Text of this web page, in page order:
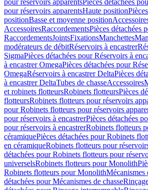
pour réservoirs apparentsPièces détachées
pour réservoirs apparentsHaute position
positionBasse et moyenne position
AccessoiresRaccordementsPièces détachées
RaccordementsJointsFixationsManchettes
modérateurs de débitRéservoirs à encastrer
SigmaPièces détachées pour Réservoirs à
à encastrer OmegaPièces détachées pour
OmegaRéservoirs à encastrer DeltaPièces
à encastrer DeltaTubes de chasseAccessoires
et robinets flotteursRobinets flotteursPièces
flotteursRobinets flotteurs pour réservoirs
pour Robinets flotteurs pour réservoirs
pour réservoirs à encastrerPièces détachées
pour réservoirs à encastrerRobinets flotteurs
céramiquePièces détachées pour Robinets
en céramiqueRobinets flotteurs pour
détachées pour Robinets flotteurs pour
universelsRobinets flotteurs pour Monolith
Robinets flotteurs pour MonolithMécanismes
détachées pour Mécanismes de chasse